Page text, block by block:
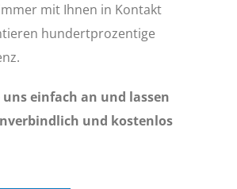
mit Ihnen in Kontakt
hundertprozentige
uns einfach an und lassen
und kostenlos